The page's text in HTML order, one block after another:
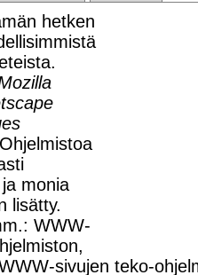
hetken
monia
lisätty.
WWW-
sivujen teko-